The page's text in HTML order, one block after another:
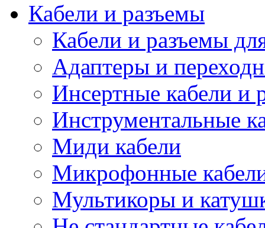
Кабели и разъемы
Кабели и разъемы
Адаптеры и
Инсертные кабели и
Инструментальные
Миди кабели
Микрофонные
Мультикоры и